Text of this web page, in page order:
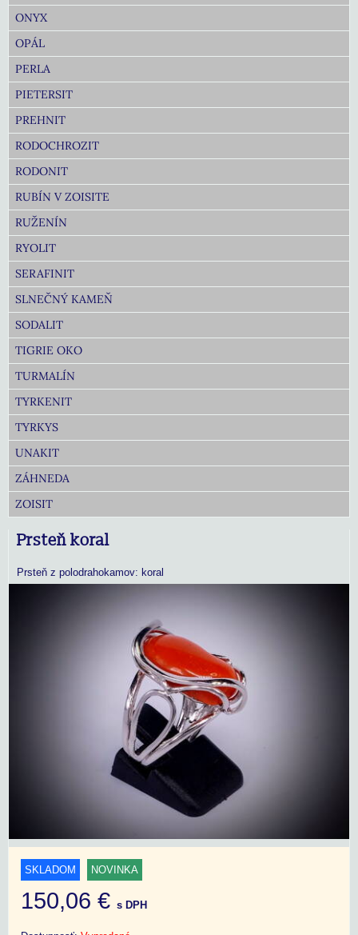
ONYX
OPÁL
PERLA
PIETERSIT
PREHNIT
RODOCHROZIT
RODONIT
RUBÍN V ZOISITE
RUŽENÍN
RYOLIT
SERAFINIT
SLNEČNÝ KAMEŇ
SODALIT
TIGRIE OKO
TURMALÍN
TYRKENIT
TYRKYS
UNAKIT
ZÁHNEDA
ZOISIT
Prsteň koral
Prsteň z polodrahokamov: koral
SKLADOM NOVINKA
150,06 € s DPH